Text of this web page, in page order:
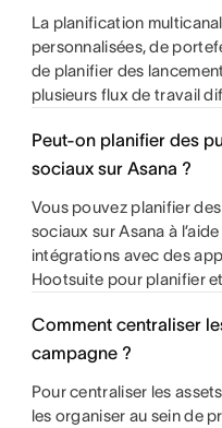
La planification
personnalisées, de
de planifier des
plusieurs flux de travail
Peut-on planifier des
sociaux sur Asana ?
Vous pouvez planifier
sociaux sur Asana à
intégrations avec des
Hootsuite pour planifier
Comment centraliser
campagne ?
Pour centraliser les
les organiser au sein de